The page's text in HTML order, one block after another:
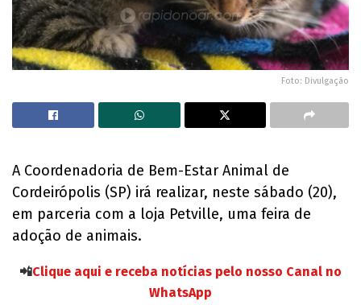
Foto: Divulgação
A Coordenadoria de Bem-Estar Animal de
Cordeirópolis (SP) irá realizar, neste sábado (20),
em parceria com a loja Petville, uma feira de
adoção de animais.
📲Clique aqui e receba notícias pelo nosso Canal no
WhatsApp